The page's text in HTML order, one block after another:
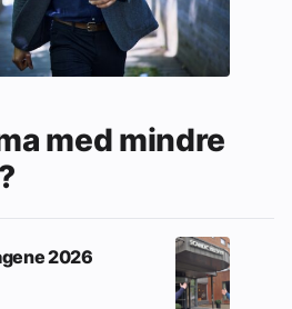
med mindre
2026